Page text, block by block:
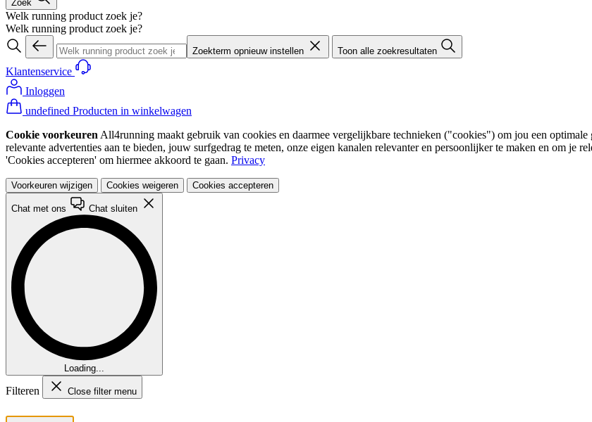
Zoek
Welk running product zoek je?
Welk running product zoek je?
Zoekterm opnieuw instellen Toon alle zoekresultaten
Klantenservice
Inloggen
undefined Producten in winkelwagen
Cookie voorkeuren All4running maakt gebruik van cookies en daarmee vergelijkbare technieken ("cookies") om jou een
relevante advertenties aan te bieden, jouw surfgedrag te meten, onze eigen kanalen relevanter en persoonlijker te maken en om je
'Cookies accepteren' om hiermee akkoord te gaan. Privacy
Voorkeuren wijzigen Cookies weigeren Cookies accepteren
Chat met ons Chat sluiten
Loading...
Filteren Close filter menu